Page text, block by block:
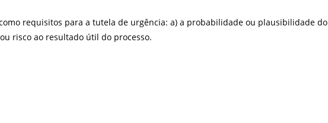
requisitos para a tutela de urgência: a) a probabilidade ou plausibilidade do
risco ao resultado útil do processo.